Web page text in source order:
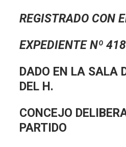
REGISTRADO CON
EXPEDIENTE Nº
DADO EN LA SALA
DEL H.
CONCEJO
PARTIDO